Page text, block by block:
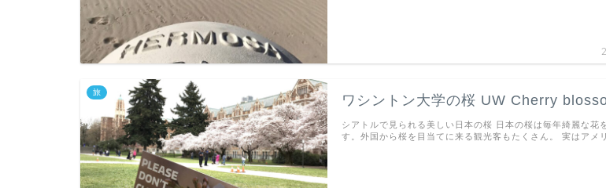
旅
ワシントン大学の桜 UW Cherry
シアトルで見られる美しい日本の桜 日本の桜は毎年綺麗な花
す。外国から桜を目当てに来る観光客もたくさん。 実はアメ